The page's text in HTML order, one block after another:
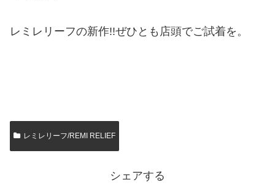
レミレリーフの新作!!ぜひとも店頭でご試着を。
レミレリーフ/REMI RELIEF
シェアする